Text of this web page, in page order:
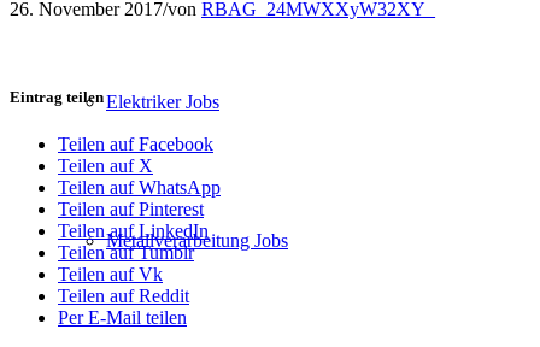
Elektriker Jobs
Metallverarbeitung Jobs
26. November 2017/von RBAG_24MWXXyW32XY_
Eintrag teilen
Teilen auf Facebook
Teilen auf X
Teilen auf WhatsApp
Teilen auf Pinterest
Teilen auf LinkedIn
Teilen auf Tumblr
Teilen auf Vk
Teilen auf Reddit
Per E-Mail teilen